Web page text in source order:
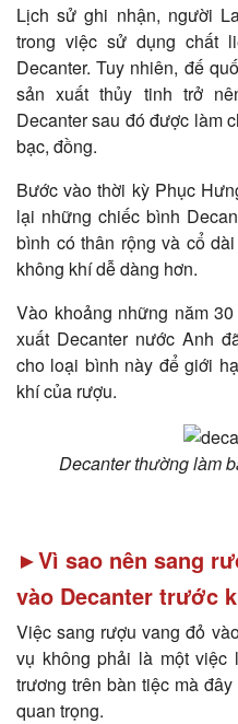
Lịch sử ghi nhận, người
trong việc sử dụng chất
Decanter. Tuy nhiên, đế
sản xuất thủy tinh trở
Decanter sau đó được làm
bạc, đồng.
Bước vào thời kỳ Phục
lại những chiếc bình
bình có thân rộng và cổ
không khí dễ dàng hơn.
Vào khoảng những năm
xuất Decanter nước Anh
cho loại bình này để giới
khí của rượu.
Decanter thường làm
►Vì sao nên sang
vào Decanter trước
Việc sang rượu vang đỏ
vụ không phải là một việc
trương trên bàn tiệc mà
quan trọng.